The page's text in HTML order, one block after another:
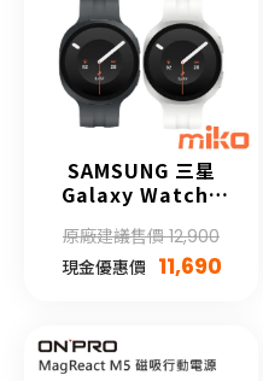
SAMSUNG 三星
Galaxy Watch9
原廠建議售價 12,900
現金優惠價 11,690